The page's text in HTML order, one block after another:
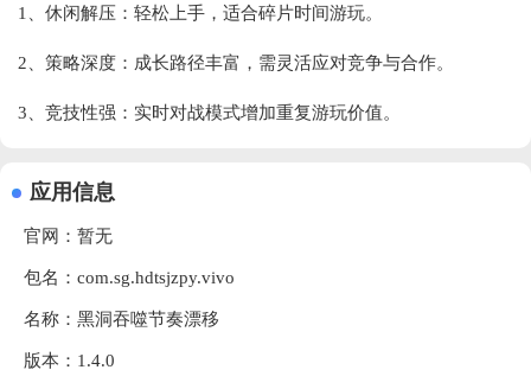
1、休闲解压‌：轻松上手，适合碎片时间游玩。
2、策略深度‌：成长路径丰富，需灵活应对竞争与合作。
3、竞技性强‌：实时对战模式增加重复游玩价值。
应用信息
官网：暂无
包名：com.sg.hdtsjzpy.vivo
名称：黑洞吞噬节奏漂移
版本：1.4.0